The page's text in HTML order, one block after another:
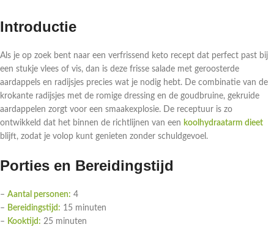
Introductie
Als je op zoek bent naar een verfrissend keto recept dat perfect past bij
een stukje vlees of vis, dan is deze frisse salade met geroosterde
aardappels en radijsjes precies wat je nodig hebt. De combinatie van de
krokante radijsjes met de romige dressing en de goudbruine, gekruide
aardappelen zorgt voor een smaakexplosie. De receptuur is zo
ontwikkeld dat het binnen de richtlijnen van een koolhydraatarm dieet
blijft, zodat je volop kunt genieten zonder schuldgevoel.
Porties en Bereidingstijd
– Aantal personen: 4
– Bereidingstijd: 15 minuten
– Kooktijd: 25 minuten